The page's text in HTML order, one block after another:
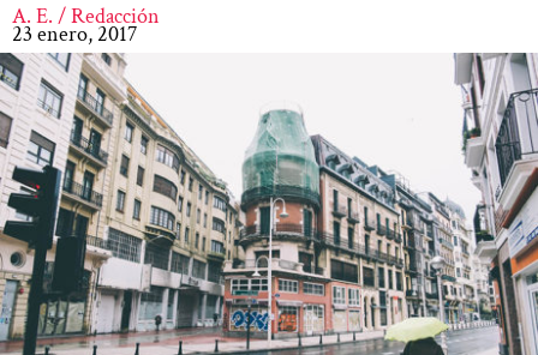
A. E. / Redacción
23 enero, 2017